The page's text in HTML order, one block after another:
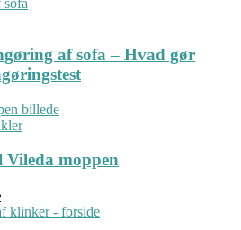
af sofa – Hvad gør
Vileda moppen